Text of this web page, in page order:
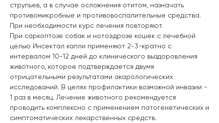
струпьев, а в случае осложнения отитом, назначать
противомикробные и противовоспалительные средства.
При необходимости курс лечения повторяют.
При саркоптозе собак и нотоэдрозе кошек с лечебной
целью Инсектал капли применяют 2-3-кратно с
интервалом 10-12 дней до клинического выздоровления
животного, которое подтверждается двумя
отрицательными результатами акарологических
исследований. В целях профилактики возможной инвазии -
1 раз в месяц. Лечение животного рекомендуется
проводить комплексно с применением патогенетических и
симптоматических лекарственных средств.